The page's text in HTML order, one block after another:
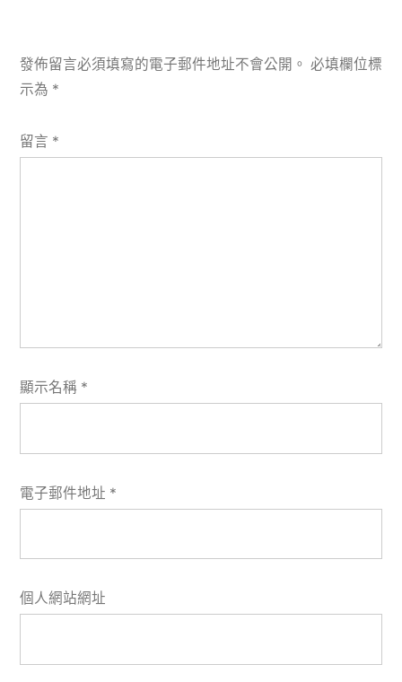
發佈留言必須填寫的電子郵件地址不會公開。 必填欄位標
示為 *
留言 *
顯示名稱 *
電子郵件地址 *
個人網站網址